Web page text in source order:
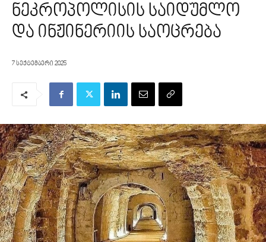
ნეკროპოლისის საიდუმლო
და ინჟინერიის საოცრება
7 სექტემბერი 2025